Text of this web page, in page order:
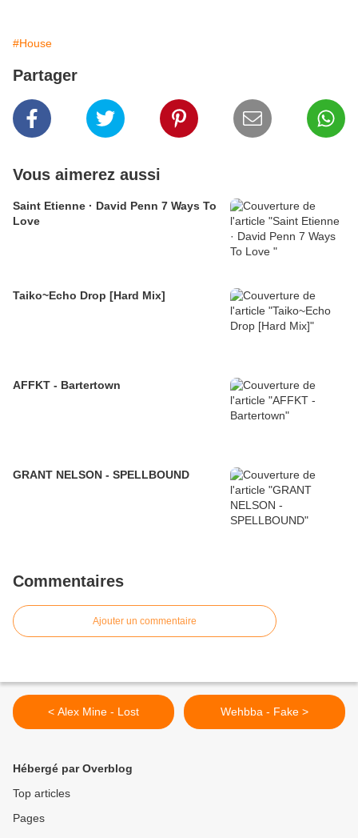
#House
Partager
Vous aimerez aussi
Saint Etienne · David Penn 7 Ways To
Love
Taiko~Echo Drop [Hard Mix]
AFFKT - Bartertown
GRANT NELSON - SPELLBOUND
Commentaires
Ajouter un commentaire
< Alex Mine - Lost Wehbba - Fake >
Hébergé par Overblog
Top articles
Pages